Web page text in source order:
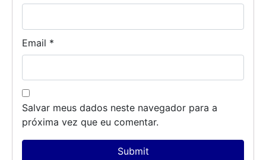
Email *
Salvar meus dados neste navegador para a
próxima vez que eu comentar.